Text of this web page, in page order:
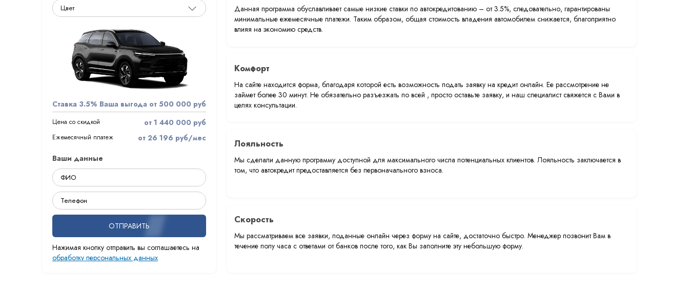
Ставка 3.5% Ваша выгода от 500 000 руб
Цена со скидкой от 1 440 000 руб
Ежемесячный платеж
от 26 196 руб/мес
Ваши данные
ОТПРАВИТЬ
Нажимая кнопку отправить вы соглашаетесь на
обработку персональных данных
Данная программа обуславливает самые низкие ставки по автокредитованию – от 3.5%, следовательно, гарантированы
минимальные ежемесячные платежи. Таким образом, общая стоимость владения автомобилем снижается, благоприятно
влияя на экономию средств.
Комфорт
На сайте находится форма, благодаря которой есть возможность подать заявку на кредит онлайн. Ее рассмотрение не
займет более 30 минут. Не обязательно разъезжать по всей , просто оставьте заявку, и наш специалист свяжется с Вами в
целях консультации.
Лояльность
Мы сделали данную программу доступной для максимального числа потенциальных клиентов. Лояльность заключается в
том, что автокредит предоставляется без первоначального взноса.
Скорость
Мы рассматриваем все заявки, поданные онлайн через форму на сайте, достаточно быстро. Менеджер позвонит Вам в
течение полу часа с ответами от банков после того, как Вы заполните эту небольшую форму.